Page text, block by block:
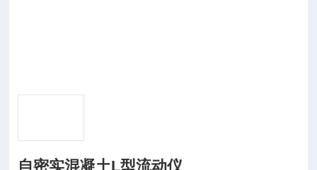
自密实混凝土L型流动仪